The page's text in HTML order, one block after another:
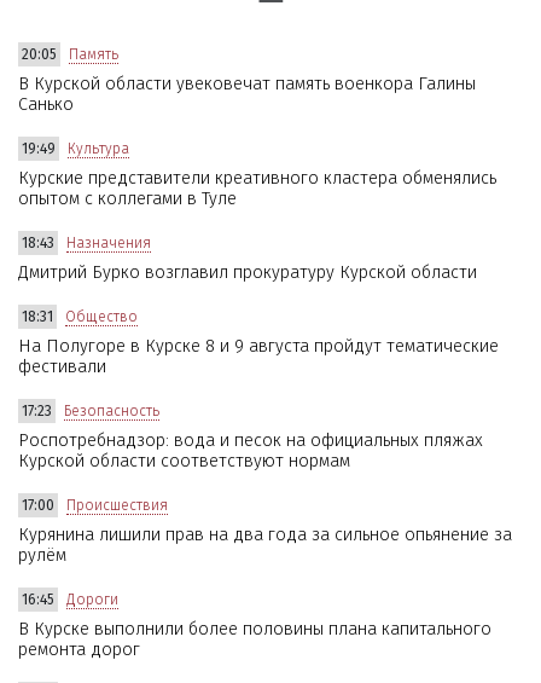
20:05 Память
В Курской области увековечат память военкора Галины
Санько
19:49 Культура
Курские представители креативного кластера обменялись
опытом с коллегами в Туле
18:43 Назначения
Дмитрий Бурко возглавил прокуратуру Курской области
18:31 Общество
На Полугоре в Курске 8 и 9 августа пройдут тематические
фестивали
17:23 Безопасность
Роспотребнадзор: вода и песок на официальных пляжах
Курской области соответствуют нормам
17:00 Происшествия
Курянина лишили прав на два года за сильное опьянение за
рулём
16:45 Дороги
В Курске выполнили более половины плана капитального
ремонта дорог